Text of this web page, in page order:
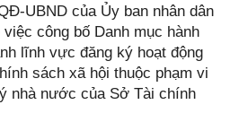
UBND của Ủy ban nhân dân
công bố Danh mục hành
lĩnh vực đăng ký hoạt động
sách xã hội thuộc phạm vi
nhà nước của Sở Tài chính